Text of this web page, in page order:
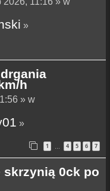
»
h
» w
»
1 … 4 5 6 7
skrzynią 0ck po